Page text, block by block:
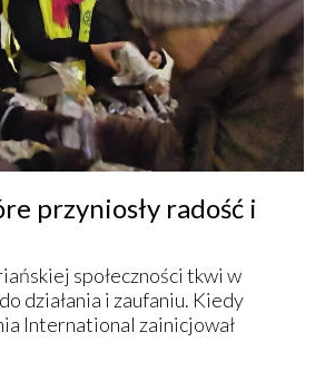
przyniosły radość i
społeczności tkwi w
działania i zaufaniu. Kiedy
International zainicjował